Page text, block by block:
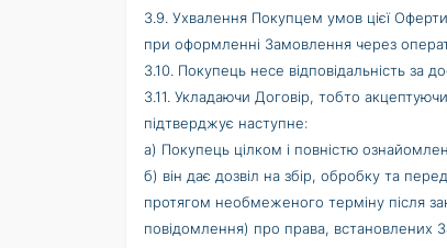
3.9. Ухвалення Покупцем умов цієї
при оформленні Замовлення через
3.10. Покупець несе відповідальність за
3.11. Укладаючи Договір, тобто
підтверджує наступне:
а) Покупець цілком і повністю
б) він дає дозвіл на збір, обробку та
протягом необмеженого терміну після
повідомлення) про права, встановлених